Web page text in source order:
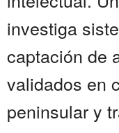
investiga
captación de
validados en
peninsular y